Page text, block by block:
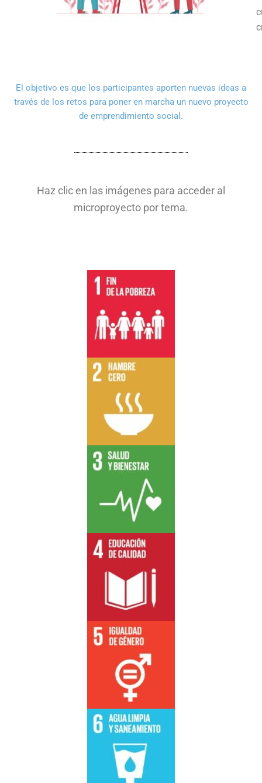
El objetivo es que los participantes aporten nuevas ideas a
través de los retos para poner en marcha un nuevo proyecto
de emprendimiento social.
Haz clic en las imágenes para acceder al
microproyecto por tema.